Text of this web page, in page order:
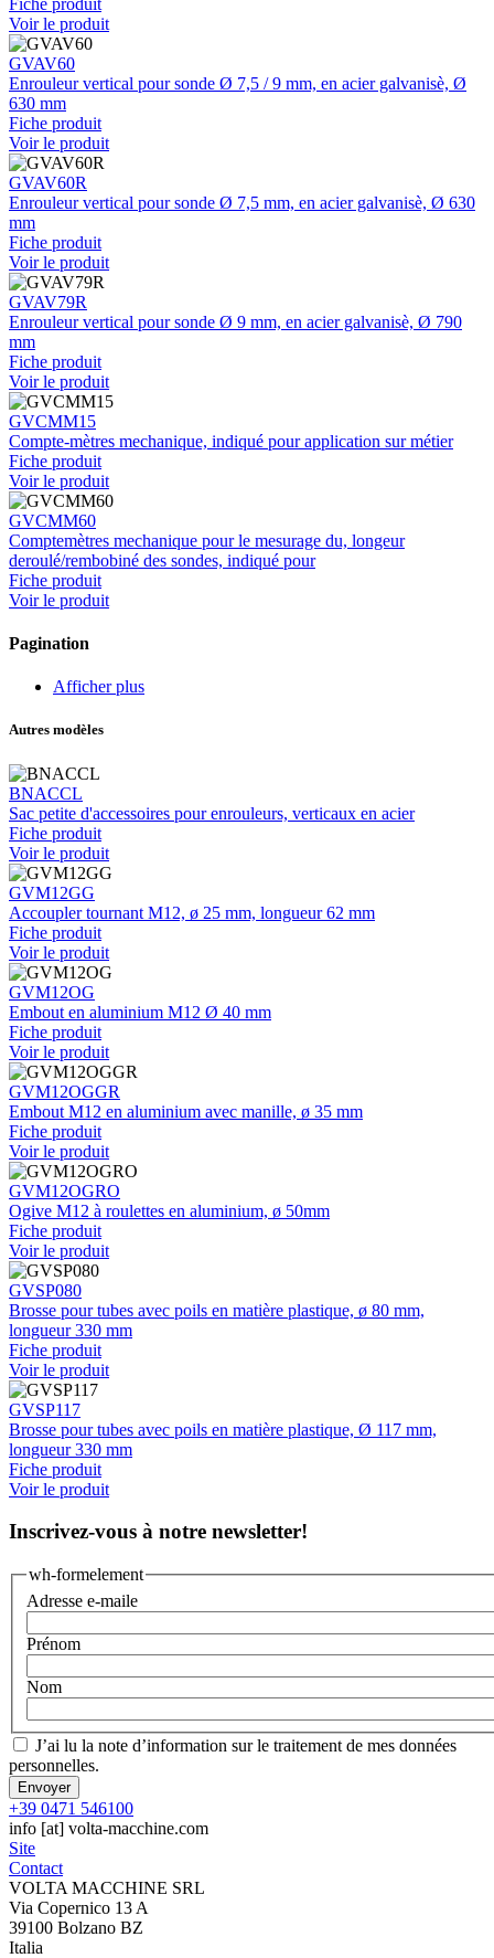
Voir le produit
GVAV60
Enrouleur vertical pour sonde Ø 7,5 / 9 mm, en acier galvanisè, Ø
630 mm
Fiche produit
Voir le produit
GVAV60R
Enrouleur vertical pour sonde Ø 7,5 mm, en acier galvanisè, Ø 630
mm
Fiche produit
Voir le produit
GVAV79R
Enrouleur vertical pour sonde Ø 9 mm, en acier galvanisè, Ø 790
mm
Fiche produit
Voir le produit
GVCMM15
Compte-mètres mechanique, indiqué pour application sur métier
Fiche produit
Voir le produit
GVCMM60
Comptemètres mechanique pour le mesurage du, longeur
deroulé/rembobiné des sondes, indiqué pour
Fiche produit
Voir le produit
Pagination
Afficher plus
Autres modèles
BNACCL
Sac petite d'accessoires pour enrouleurs, verticaux en acier
Fiche produit
Voir le produit
GVM12GG
Accoupler tournant M12, ø 25 mm, longueur 62 mm
Fiche produit
Voir le produit
GVM12OG
Embout en aluminium M12 Ø 40 mm
Fiche produit
Voir le produit
GVM12OGGR
Embout M12 en aluminium avec manille, ø 35 mm
Fiche produit
Voir le produit
GVM12OGRO
Ogive M12 à roulettes en aluminium, ø 50mm
Fiche produit
Voir le produit
GVSP080
Brosse pour tubes avec poils en matière plastique, ø 80 mm,
longueur 330 mm
Fiche produit
Voir le produit
GVSP117
Brosse pour tubes avec poils en matière plastique, Ø 117 mm,
longueur 330 mm
Fiche produit
Voir le produit
Inscrivez-vous à notre newsletter!
wh-formelement
Adresse e-maile
Prénom
Nom
J’ai lu la note d’information sur le traitement de mes données
personnelles.
+39 0471 546100
info [at] volta-macchine.com
Site
Contact
VOLTA MACCHINE SRL
Via Copernico 13 A
39100 Bolzano BZ
Italia